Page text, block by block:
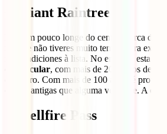
6. Giant Raintree
Fica um pouco longe do centro (cerca de
isso, se não tiveres muito tempo para
não a adiciones à lista. No entanto, esta é
espetacular, com mais de 20 metros de
diâmetro. Com mais de 100 anos, é
e mais antigas que alguma vez viste. A
7. Hellfire Pass